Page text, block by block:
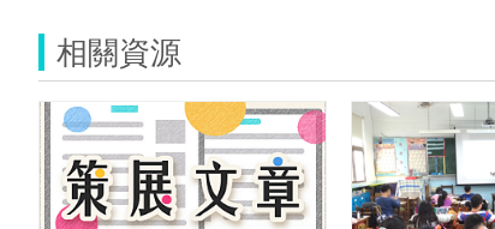
相關資源